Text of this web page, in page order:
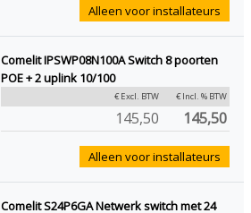
Alleen voor installateurs
Comelit IPSWP08N100A Switch 8 poorten
POE + 2 uplink 10/100
€ Excl. BTW € Incl. % BTW
145,50 145,50
Alleen voor installateurs
Comelit S24P6GA Netwerk switch met 24